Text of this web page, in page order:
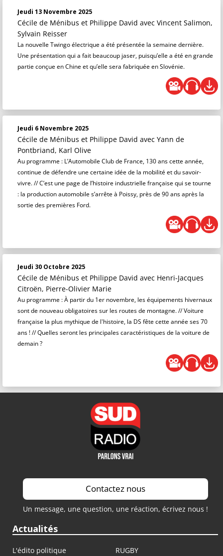
Jeudi 13 Novembre 2025
Cécile de Ménibus et Philippe David avec Vincent Salimon,
Sylvain Reisser
La nouvelle Twingo électrique a été présentée la semaine dernière.
Une présentation qui a fait beaucoup jaser, puisqu’elle a été en grande
partie conçue en Chine et qu’elle sera fabriquée en Slovénie.
Jeudi 6 Novembre 2025
Cécile de Ménibus et Philippe David avec Yann de
Pontbriand, Karl Olive
Au programme : L’Automobile Club de France, 130 ans cette année,
continue de défendre une certaine idée de la mobilité et du savoir-
vivre. // C’est une page de l’histoire industrielle française qui se tourne
: la production automobile s’arrête à Poissy, près de 90 ans après la
sortie des premières Ford.
Jeudi 30 Octobre 2025
Cécile de Ménibus et Philippe David avec Henri-Jacques
Citroën, Pierre-Olivier Marie
Au programme : À partir du 1er novembre, les équipements hivernaux
sont de nouveau obligatoires sur les routes de montagne. // Voiture
française la plus mythique de l'histoire, la DS fête cette année ses 70
ans ! // Quelles seront les principales caractéristiques de la voiture de
demain ?
Contactez nous
Un message, une question, une réaction, écrivez nous !
Actualités
L'édito politique
RUGBY